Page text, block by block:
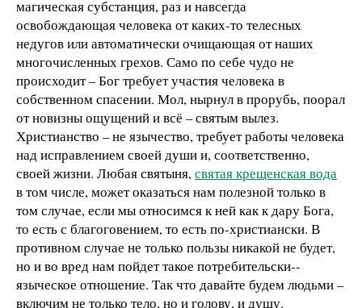
магическая субстанция, раз и навсегда
освобождающая человека от каких­-то телесных
недугов или автоматически очищающая от наших
многочисленных грехов. Само по себе чудо не
происходит – Бог требует участия человека в
собственном спасении. Мол, нырнул в прорубь, поорал
от новизны ощущений и всё – святым вылез.
Христианство – не язычество, требует работы человека
над исправлением своей души и, соответственно,
своей жизни. Любая святыня,святая крещенская вода
в том числе, может оказаться нам полезной только в
том случае, если мы относимся к ней как к дару Бога,
то есть с благоговением, то есть по­-христиански. В
противном случае не только пользы никакой не будет,
но и во вред нам пойдет такое потребительски-­
языческое отношение. Так что давайте будем людьми –
включим не только тело, но и голову, и душу.